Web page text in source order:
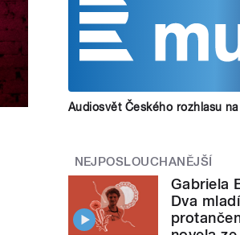
Audiosvět Českého rozhlasu
NEJPOSLOUCHANĚJŠÍ
Gabriela
Dva